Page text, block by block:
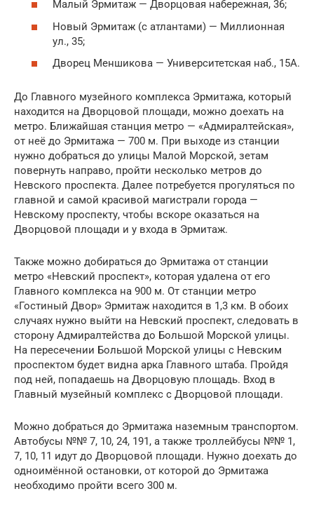
Малый Эрмитаж — Дворцовая набережная, 36;
Новый Эрмитаж (с атлантами) — Миллионная
ул., 35;
Дворец Меншикова — Университетская наб., 15А.
До Главного музейного комплекса Эрмитажа, который
находится на Дворцовой площади, можно доехать на
метро. Ближайшая станция метро — «Адмиралтейская»,
от неё до Эрмитажа — 700 м. При выходе из станции
нужно добраться до улицы Малой Морской, зетам
повернуть направо, пройти несколько метров до
Невского проспекта. Далее потребуется прогуляться по
главной и самой красивой магистрали города —
Невскому проспекту, чтобы вскоре оказаться на
Дворцовой площади и у входа в Эрмитаж.
Также можно добираться до Эрмитажа от станции
метро «Невский проспект», которая удалена от его
Главного комплекса на 900 м. От станции метро
«Гостиный Двор» Эрмитаж находится в 1,3 км. В обоих
случаях нужно выйти на Невский проспект, следовать в
сторону Адмиралтейства до Большой Морской улицы.
На пересечении Большой Морской улицы с Невским
проспектом будет видна арка Главного штаба. Пройдя
под ней, попадаешь на Дворцовую площадь. Вход в
Главный музейный комплекс с Дворцовой площади.
Можно добраться до Эрмитажа наземным транспортом.
Автобусы №№ 7, 10, 24, 191, а также троллейбусы №№ 1,
7, 10, 11 идут до Дворцовой площади. Нужно доехать до
одноимённой остановки, от которой до Эрмитажа
необходимо пройти всего 300 м.